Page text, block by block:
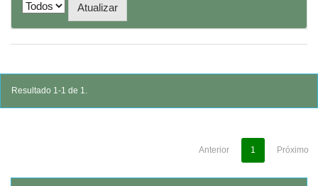
Resultado 1-1 de 1.
Anterior 1 Próximo